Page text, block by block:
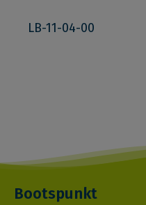
LB-11-04-00
Bootspunkt